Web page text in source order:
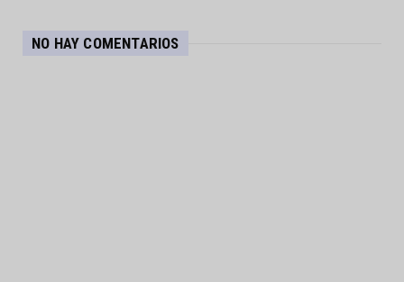
NO HAY COMENTARIOS